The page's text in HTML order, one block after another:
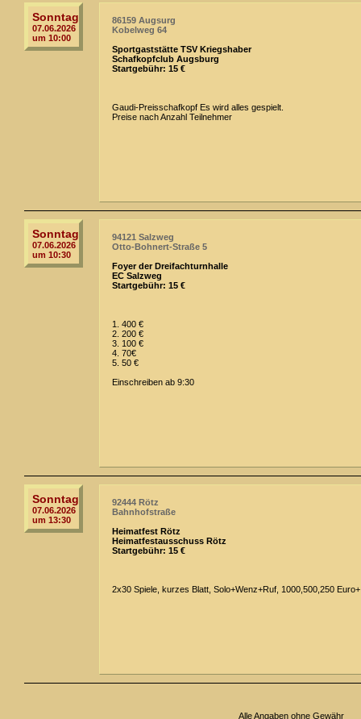
Sonntag
07.06.2026
um 10:00
86159 Augsurg
Kobelweg 64
Sportgaststätte TSV Kriegshaber
Schafkopfclub Augsburg
Startgebühr: 15 €
Gaudi-Preisschafkopf Es wird alles gespielt.
Preise nach Anzahl Teilnehmer
Sonntag
07.06.2026
um 10:30
94121 Salzweg
Otto-Bohnert-Straße 5
Foyer der Dreifachturnhalle
EC Salzweg
Startgebühr: 15 €
1. 400 €
2. 200 €
3. 100 €
4. 70€
5. 50 €
Einschreiben ab 9:30
Sonntag
07.06.2026
um 13:30
92444 Rötz
Bahnhofstraße
Heimatfest Rötz
Heimatfestausschuss Rötz
Startgebühr: 15 €
2x30 Spiele, kurzes Blatt, Solo+Wenz+Ruf, 1000,500,250
Alle Angaben ohne Gewähr